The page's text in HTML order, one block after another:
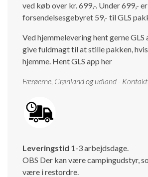
ved køb over kr. 699,-. Under 699,- er
forsendelsesgebyret 59,- til GLS
Ved hjemmelevering hent gerne GLS
give fuldmagt til at stille pakken,
hjemme. Hent GLS app her
Færøerne, Grønland og udland -
Leveringstid 1-3 arbejdsdage.
OBS Der kan være campingudstyr,
være i restordre.